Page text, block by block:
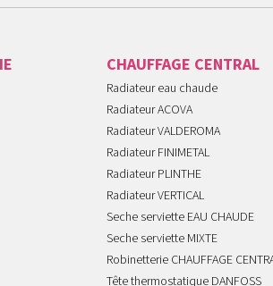
CHAUFFAGE CENTRAL
Radiateur eau chaude
Radiateur ACOVA
Radiateur VALDEROMA
Radiateur FINIMETAL
Radiateur PLINTHE
Radiateur VERTICAL
Seche serviette EAU CHAUDE
Seche serviette MIXTE
Robinetterie CHAUFFAGE
Tête thermostatique DANFOSS